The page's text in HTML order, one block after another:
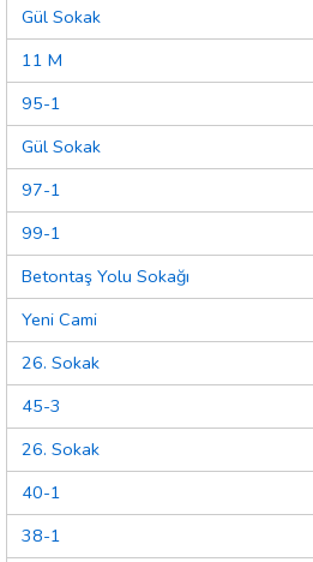
Gül Sokak
11 M
95-1
Gül Sokak
97-1
99-1
Betontaş Yolu Sokağı
Yeni Cami
26. Sokak
45-3
26. Sokak
40-1
38-1